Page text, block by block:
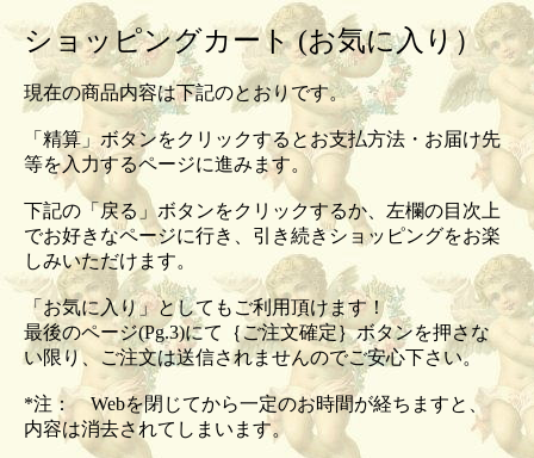
ショッピングカート (お気に入り）
現在の商品内容は下記のとおりです。
「精算」ボタンをクリックするとお支払方法・お届け先
等を入力するページに進みます。
下記の「戻る」ボタンをクリックするか、左欄の目次上
でお好きなページに行き、引き続きショッピングをお楽
しみいただけます。
「お気に入り」としてもご利用頂けます！
最後のページ(Pg.3)にて｛ご注文確定｝ボタンを押さな
い限り、ご注文は送信されませんのでご安心下さい。
*注： Webを閉じてから一定のお時間が経ちますと、
内容は消去されてしまいます。